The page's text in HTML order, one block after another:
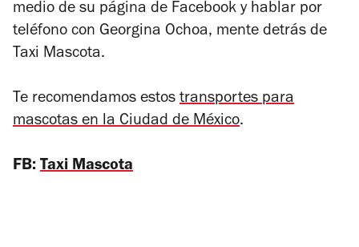
medio de su página de Facebook y hablar por
teléfono con Georgina Ochoa, mente detrás de
Taxi Mascota.
Te recomendamos estos transportes para
mascotas en la Ciudad de México.
FB: Taxi Mascota